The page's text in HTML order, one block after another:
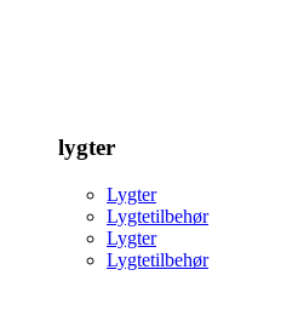
lygter
Lygter
Lygtetilbehør
Lygter
Lygtetilbehør